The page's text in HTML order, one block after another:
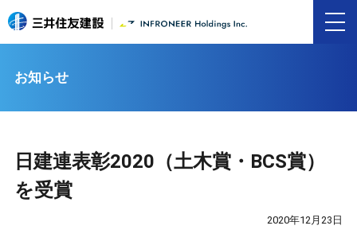
お知らせ
日建連表彰2020（土木賞・BCS賞）
を受賞
2020年12月23日